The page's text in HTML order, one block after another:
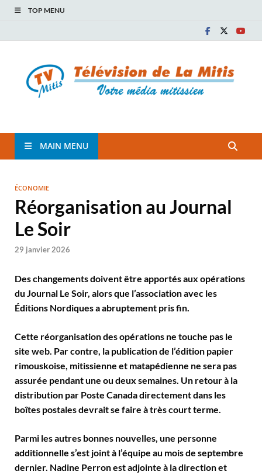
TOP MENU
TVM
MAIN MENU
ÉCONOMIE
Réorganisation au Journal
Le Soir
29 janvier 2026
Des changements doivent être apportés aux opérations
du Journal Le Soir, alors que l’association avec les
Éditions Nordiques a abruptement pris fin.
Cette réorganisation des opérations ne touche pas le
site web. Par contre, la publication de l’édition papier
rimouskoise, mitissienne et matapédienne ne sera pas
assurée pendant une ou deux semaines. Un retour à la
distribution par Poste Canada directement dans les
boîtes postales devrait se faire à très court terme.
Parmi les autres bonnes nouvelles, une personne
additionnelle s’est joint à l’équipe au mois de septembre
dernier. Nadine Perron est adjointe à la direction et